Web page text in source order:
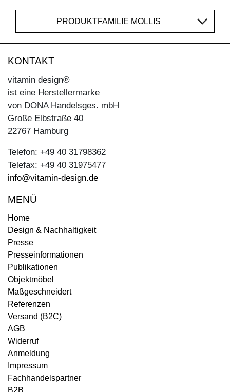
PRODUKTFAMILIE MOLLIS
KONTAKT
vitamin design®
ist eine Herstellermarke
von DONA Handelsges. mbH
Große Elbstraße 40
22767 Hamburg
Telefon: +49 40 31798362
Telefax: +49 40 31975477
info@vitamin-design.de
MENÜ
Home
Design & Nachhaltigkeit
Presse
Presseinformationen
Publikationen
Objektmöbel
Maßgeschneidert
Referenzen
Versand (B2C)
AGB
Widerruf
Anmeldung
Impressum
Fachhandelspartner